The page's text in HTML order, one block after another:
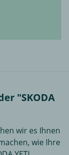
"SKODA
wir es Ihnen
wie Ihre